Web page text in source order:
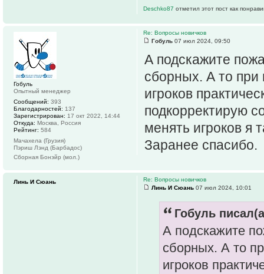
Deschko87 отметил этот пост как
Re: Вопросы новичков
Гобуль 07 июл 2024, 09:50
А подскажите
сборных. А то при
игроков
подкорректирую
менять игроков я
Заранее спасибо.
Гобуль
Опытный менеджер
Сообщений: 393
Благодарностей: 137
Зарегистрирован: 17 окт 2022, 14:44
Откуда: Москва, Россия
Рейтинг: 584
Мачахела (Грузия)
Пэриш Лэнд (Барбадос)
Сборная Бонэйр (мол.)
Re: Вопросы новичков
Линь И Сюань 07 июл 2024, 10:01
Гобуль
А подскажите
сборных. А то
игроков
Линь И Сюань